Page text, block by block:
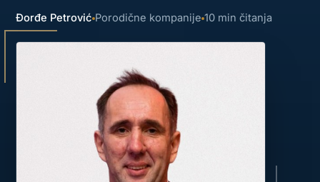
Đorđe Petrović Porodične kompanije 10 min čitanja